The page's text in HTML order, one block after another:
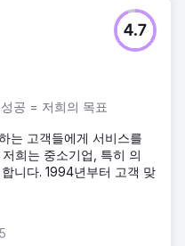
공 = 저희의 목표
4.7
는 고객들에게 서비스를
희는 중소기업, 특히 의
니다. 1994년부터 고객 맞